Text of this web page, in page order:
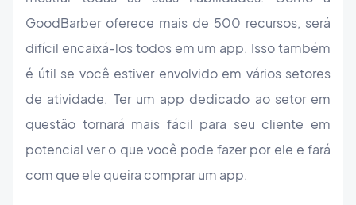
GoodBarber oferece mais de 500 recursos, será
difícil encaixá-los todos em um app. Isso também
é útil se você estiver envolvido em vários setores
de atividade. Ter um app dedicado ao setor em
questão tornará mais fácil para seu cliente em
potencial ver o que você pode fazer por ele e fará
com que ele queira comprar um app.